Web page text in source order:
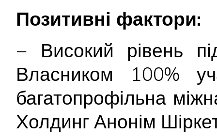
Позитивні фактори:
− Високий рівень
Власником 100%
багатопрофільна
Холдинг Анонім